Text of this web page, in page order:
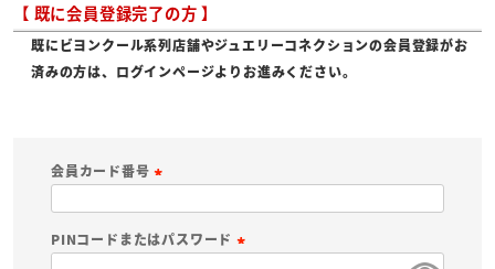
【 既に会員登録完了の方 】
既にビヨンクール系列店舗やジュエリーコネクションの会員登録がお
済みの方は、ログインページよりお進みください。
会員カード番号
必
須
PINコードまたはパスワード